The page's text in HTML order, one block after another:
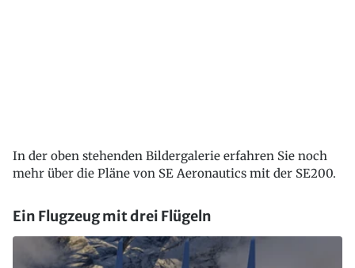
In der oben stehenden Bildergalerie erfahren Sie noch
mehr über die Pläne von SE Aeronautics mit der SE200.
Ein Flugzeug mit drei Flügeln